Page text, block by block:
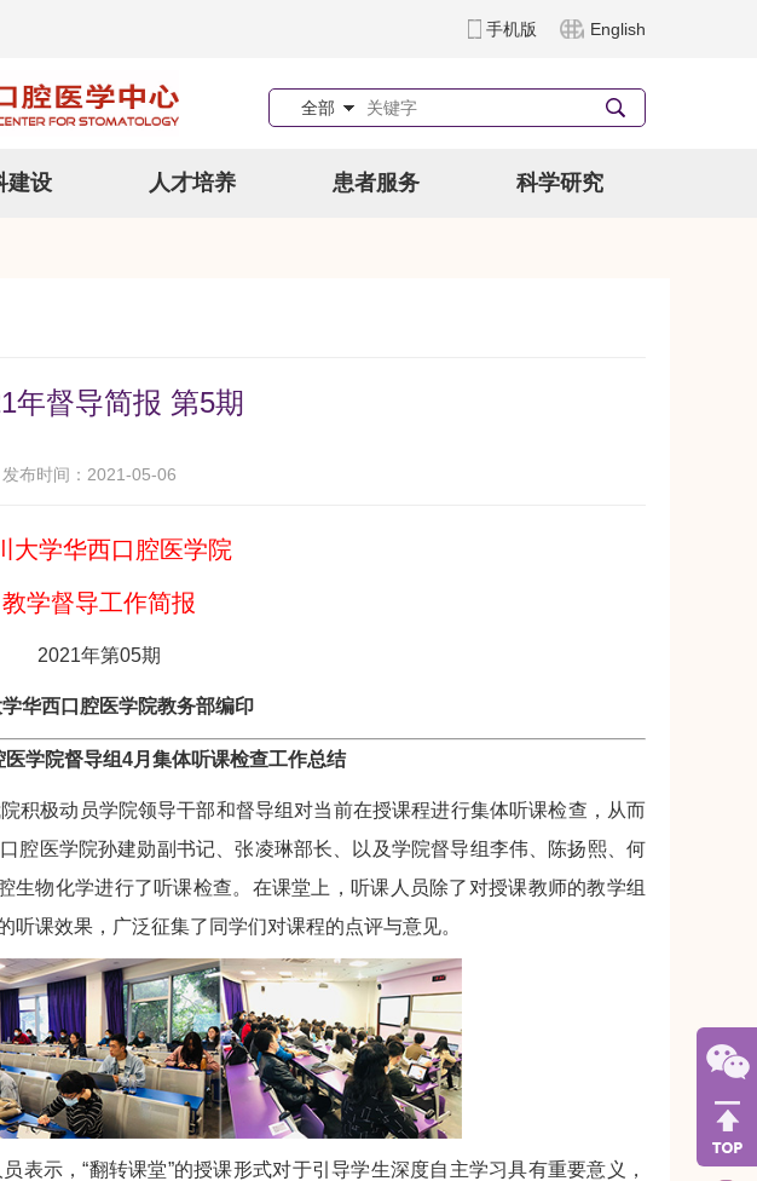
手机版 English
全部
建设 人才培养 患者服务 科学研究
年督导简报 第5期
发布时间：2021-05-06
大学华西口腔医学院
教学督导工作简报
2021年第05期
学华西口腔医学院教务部编印
医学院督导组4月集体听课检查工作总结
极动员学院领导干部和督导组对当前在授课程进行集体听课检查，从而
腔医学院孙建勋副书记、张凌琳部长、以及学院督导组李伟、陈扬熙、何
物化学进行了听课检查。在课堂上，听课人员除了对授课教师的教学组
课效果，广泛征集了同学们对课程的点评与意见。
示，“翻转课堂”的授课形式对于引导学生深度自主学习具有重要意义，